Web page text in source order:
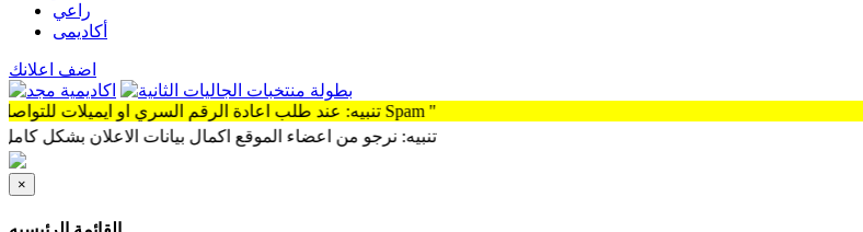
راعي
أكاديمى
اضف اعلانك
تنبيه: نرجو من اعضاء الموقع اكمال بيانات الاعلان بشكل كامل وذلك
×